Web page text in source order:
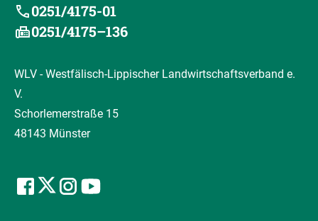
0251/4175-01
0251/4175–136
WLV - Westfälisch-Lippischer Landwirtschaftsverband e.
V.
Schorlemerstraße 15
48143 Münster